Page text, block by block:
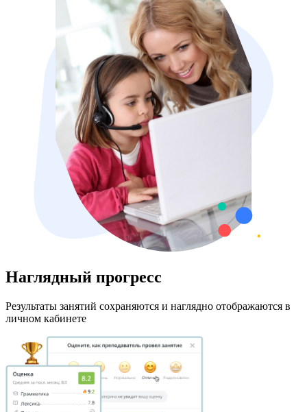
Наглядный прогресс
Результаты занятий сохраняются и наглядно отображаются в
личном кабинете